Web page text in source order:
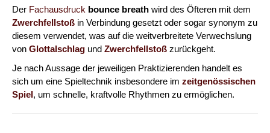
Der Fachausdruck bounce breath wird des Öfteren mit dem
Zwerchfellstoß in Verbindung gesetzt oder sogar synonym zu
diesem verwendet, was auf die weitverbreitete Verwechslung
von Glottalschlag und Zwerchfellstoß zurückgeht.
Je nach Aussage der jeweiligen Praktizierenden handelt es
sich um eine Spieltechnik insbesondere im zeitgenössischen
Spiel, um schnelle, kraftvolle Rhythmen zu ermöglichen.